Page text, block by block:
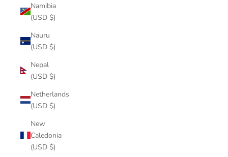
Namibia
(USD $)
Nauru
(USD $)
Nepal
(USD $)
Netherlands
(USD $)
New
Caledonia
(USD $)